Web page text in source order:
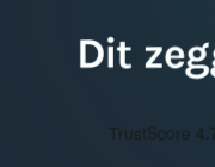
Dit